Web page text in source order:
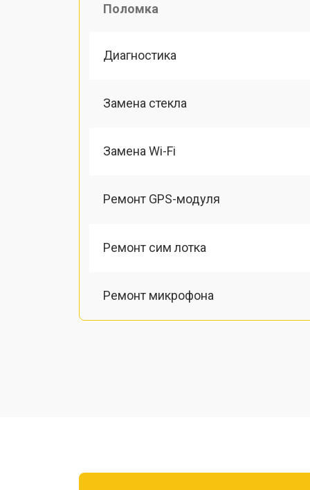
Поломка
Диагностика
Замена стекла
Замена Wi-Fi
Ремонт GPS-модуля
Ремонт сим лотка
Ремонт микрофона